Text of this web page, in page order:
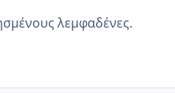
λεμφαδένες.